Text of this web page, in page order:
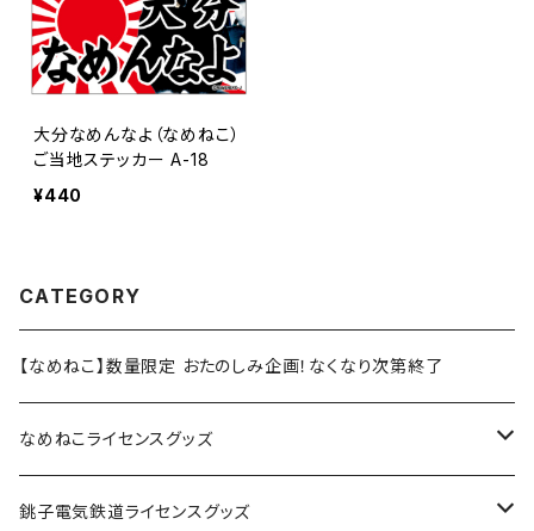
大分なめんなよ（なめねこ）
ご当地ステッカー A-18
¥440
CATEGORY
【なめねこ】数量限定 おたのしみ企画！なくなり次第終了
なめねこライセンスグッズ
Tシャツ
銚子電気鉄道ライセンスグッズ